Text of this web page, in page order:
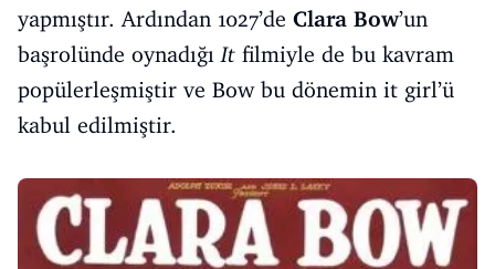
yapmıştır. Ardından 1027’de Clara Bow’un
başrolünde oynadığıIt filmiyle de bu kavram
popülerleşmiştir ve Bow bu dönemin it girl’ü
kabul edilmiştir.